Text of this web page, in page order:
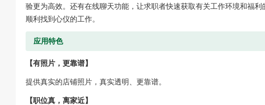
验更为高效。还有在线聊天功能，让求职者快速获取有关工作环境和福
顺利找到心仪的工作。
应用特色
【有照片，更靠谱】
提供真实的店铺照片，真实透明、更靠谱。
【职位真，离家近】